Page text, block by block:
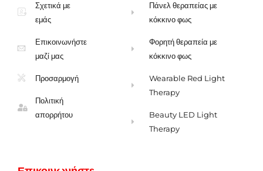
Σχετικά με
εμάς
Επικοινωνήστε
μαζί μας
Προσαρμογή
Πολιτική
απορρήτου
Πάνελ θεραπείας με
κόκκινο φως
Φορητή θεραπεία με
κόκκινο φως
Wearable Red Light
Therapy
Beauty LED Light
Therapy